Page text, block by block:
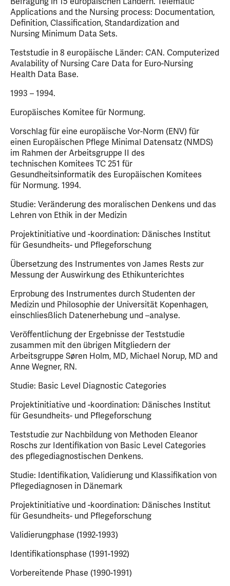
Applications and the Nursing process: Documentation,
Definition, Classification, Standardization and
Nursing Minimum Data Sets.
Teststudie in 8 europäische Länder: CAN. Computerized
Avalability of Nursing Care Data for Euro-Nursing
Health Data Base.
1993 – 1994.
Europäisches Komitee für Normung.
Vorschlag für eine europäische Vor-Norm (ENV) für
einen Europäischen Pflege Minimal Datensatz (NMDS)
im Rahmen der Arbeitsgruppe II des
technischen Komitees TC 251 für
Gesundheitsinformatik des Europäischen Komitees
für Normung. 1994.
Studie: Veränderung des moralischen Denkens und das
Lehren von Ethik in der Medizin
Projektinitiative und -koordination: Dänisches Institut
für Gesundheits- und Pflegeforschung
Übersetzung des Instrumentes von James Rests zur
Messung der Auswirkung des Ethikunterichtes
Erprobung des Instrumentes durch Studenten der
Medizin und Philosophie der Universität Kopenhagen,
einschliesßlich Datenerhebung und –analyse.
Veröffentlichung der Ergebnisse der Teststudie
zusammen mit den übrigen Mitgliedern der
Arbeitsgruppe Søren Holm, MD, Michael Norup, MD and
Anne Wegner, RN.
Studie: Basic Level Diagnostic Categories
Projektinitiative und -koordination: Dänisches Institut
für Gesundheits- und Pflegeforschung
Teststudie zur Nachbildung von Methoden Eleanor
Roschs zur Identifikation von Basic Level Categories
des pflegediagnostischen Denkens.
Studie: Identifikation, Validierung und Klassifikation von
Pflegediagnosen in Dänemark
Projektinitiative und -koordination: Dänisches Institut
für Gesundheits- und Pflegeforschung
Validierungphase (1992-1993)
Identifikationsphase (1991-1992)
Vorbereitende Phase (1990-1991)